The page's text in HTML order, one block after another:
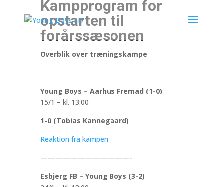
Kampprogram for
opstarten til
forårssæsonen
Overblik over træningskampe
Young Boys – Aarhus Fremad (1-0)
15/1 – kl. 13:00
1-0 (Tobias Kannegaard)
Reaktion fra kampen
————————————-
Esbjerg FB – Young Boys (3-2)